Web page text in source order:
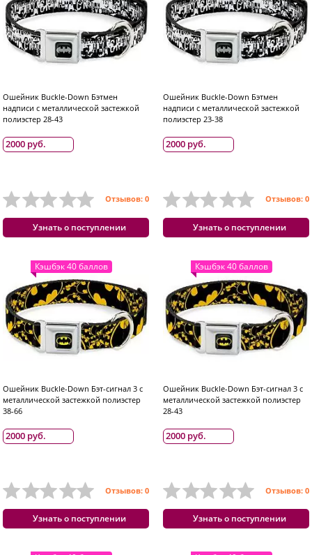
Ошейник Buckle-Down Бэтмен
надписи с металлической застежкой
полиэстер 28-43
2000 руб.
Отзывов: 0
Узнать о поступлении
Ошейник Buckle-Down Бэтмен
надписи с металлической застежкой
полиэстер 23-38
2000 руб.
Отзывов: 0
Узнать о поступлении
Кэшбэк 40 баллов
Ошейник Buckle-Down Бэт-сигнал 3 с
металлической застежкой полиэстер
38-66
2000 руб.
Отзывов: 0
Узнать о поступлении
Кэшбэк 40 баллов
Ошейник Buckle-Down Бэт-сигнал 3 с
металлической застежкой полиэстер
28-43
2000 руб.
Отзывов: 0
Узнать о поступлении